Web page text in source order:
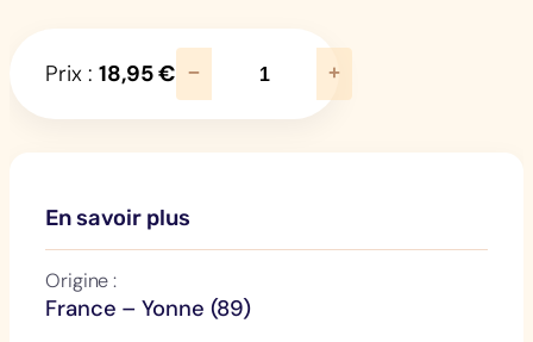
Prix : 18,95€
u
a
i
d
− +
En savoir plus
Origine :
France – Yonne (89)